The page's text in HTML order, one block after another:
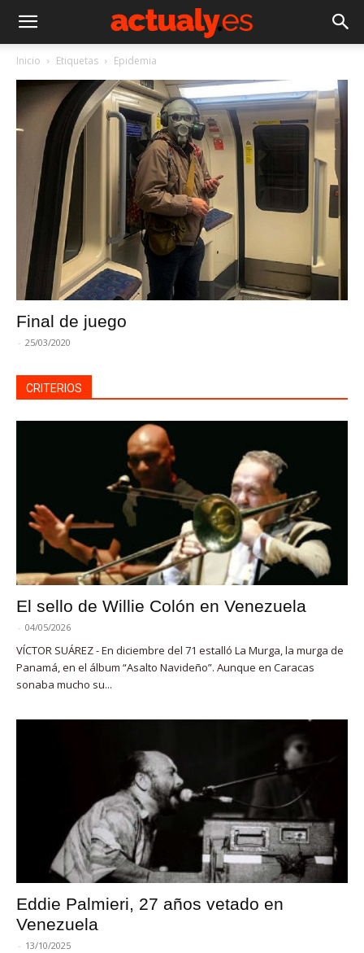
Inicio Etiquetas Epidemia
Final de juego
- 25/03/2020
CRITERIOS
El sello de Willie Colón en Venezuela
- 04/05/2026
VÍCTOR SUÁREZ - En diciembre del 71 estalló La Murga, la murga de
Panamá, en el álbum “Asalto Navideño”. Aunque en Caracas
sonaba mucho su...
Eddie Palmieri, 27 años vetado en
Venezuela
- 13/10/2025